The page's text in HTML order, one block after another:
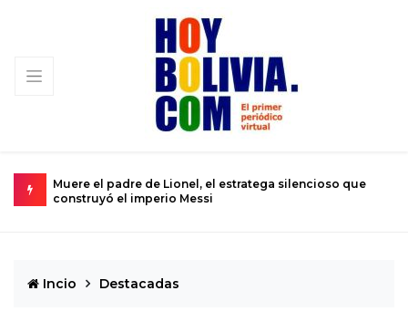
que
Urkupiña: El valle donde la piedra brota milagros y la fe
se convierte en realidad
Incio Destacadas